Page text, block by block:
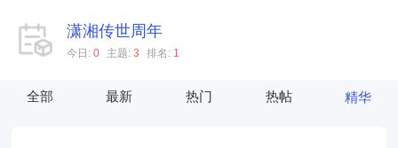
潇湘传世周年
今日: 0 主题: 3 排名: 1
全部 最新 热门 热帖 精华